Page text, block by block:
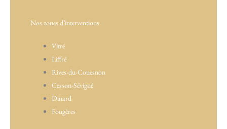
Nos zones d’interventions
Vitré
Liffré
Rives-du-Couesnon
Cesson-Sévigné
Dinard
Fougères